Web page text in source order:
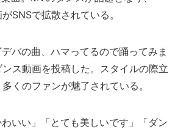
SNSで拡散されている。
バの曲、ハマってるので踊ってみま
ス動画を投稿した。スタイルの際立
くのファンが魅了されている。
いい」「とても美しいです」「ダン